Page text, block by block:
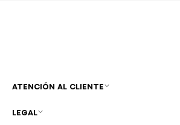
ATENCIÓN AL CLIENTE
LEGAL